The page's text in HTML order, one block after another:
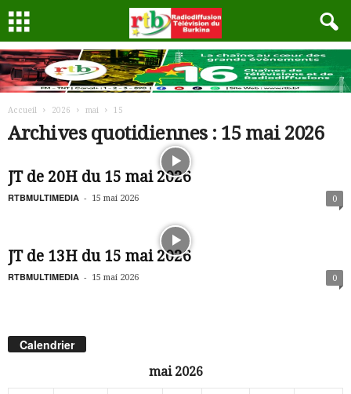
Accueil 2026 mai 15
Archives quotidiennes : 15 mai 2026
JT de 20H du 15 mai 2026
RTBMULTIMEDIA - 15 mai 2026 0
JT de 13H du 15 mai 2026
RTBMULTIMEDIA - 15 mai 2026 0
Calendrier
mai 2026